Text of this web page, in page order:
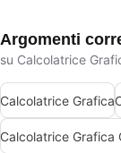
Argomenti
su Calcolatrice
Calcolatrice Grafica
Calcolatrice Grafica